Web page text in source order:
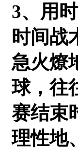
3、用
时间战
急火燎
球，往
赛结束
理性地